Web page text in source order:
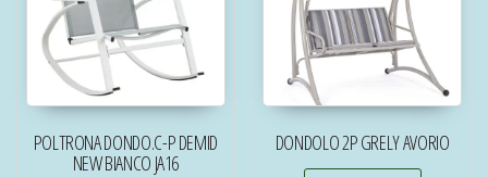
POLTRONA DONDO.C-P DEMID
NEW BIANCO JA16
DONDOLO 2P GRELY AVORIO